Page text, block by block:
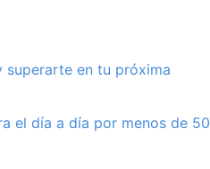
en tu próxima
el día a día por menos de 50